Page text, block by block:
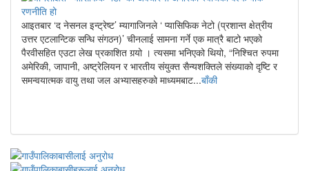
आइतबार ‘द नेसनल इन्ट्रेष्ट’ म्यागाजिनले ‘ प्यासिफिक नेटो (प्रशान्त क्षेत्रीय
उत्तर एटलान्टिक सन्धि संगठन)’ चीनलाई सामना गर्ने एक मात्रै बाटो भएको
पैरवीसहित एउटा लेख प्रकाशित गर्‍यो । त्यसमा भनिएको थियो, “निश्चित रुपमा
अमेरिकी, जापानी, अष्ट्रेलियन र भारतीय संयुक्त सैन्यशक्तिले संख्याको दृष्टि र
समन्वयात्मक वायु तथा जल अभ्यासहरुको माध्यमबाट...बाँकी